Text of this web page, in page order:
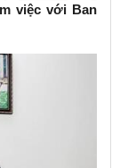
việc với Ban